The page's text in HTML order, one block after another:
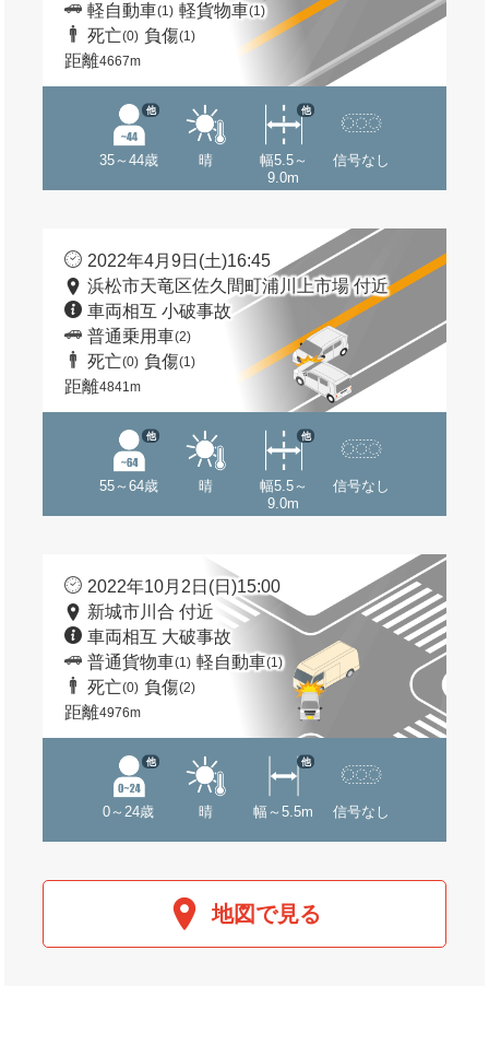
軽自動車(1) 軽貨物車(1)
死亡(0) 負傷(1)
距離4667m
35～44歳
他
晴
幅5.5～
9.0m
他
信号なし
2022年4月9日(土)16:45
浜松市天竜区佐久間町浦川上市場 付近
車両相互 小破事故
普通乗用車(2)
死亡(0) 負傷(1)
距離4841m
55～64歳
他
晴
幅5.5～
9.0m
他
信号なし
2022年10月2日(日)15:00
新城市川合 付近
車両相互 大破事故
普通貨物車(1) 軽自動車(1)
死亡(0) 負傷(2)
距離4976m
0～24歳
他
晴 幅～5.5m
他
信号なし
地図で見る